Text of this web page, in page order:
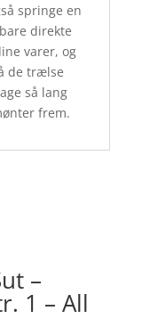
springe en
direkte
varer, og
de trælse
så lang
frem.
–
1 – All